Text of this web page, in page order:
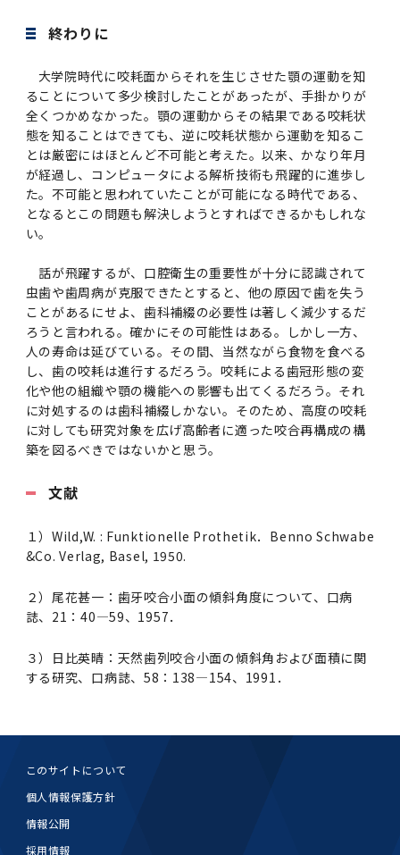
終わりに
大学院時代に咬耗面からそれを生じさせた顎の運動を知
ることについて多少検討したことがあったが、手掛かりが
全くつかめなかった。顎の運動からその結果である咬耗状
態を知ることはできても、逆に咬耗状態から運動を知るこ
とは厳密にはほとんど不可能と考えた。以来、かなり年月
が経過し、コンピュータによる解析技術も飛躍的に進歩し
た。不可能と思われていたことが可能になる時代である、
となるとこの問題も解決しようとすればできるかもしれな
い。
話が飛躍するが、口腔衛生の重要性が十分に認識されて
虫歯や歯周病が克服できたとすると、他の原因で歯を失う
ことがあるにせよ、歯科補綴の必要性は著しく減少するだ
ろうと言われる。確かにその可能性はある。しかし一方、
人の寿命は延びている。その間、当然ながら食物を食べる
し、歯の咬耗は進行するだろう。咬耗による歯冠形態の変
化や他の組織や顎の機能への影響も出てくるだろう。それ
に対処するのは歯科補綴しかない。そのため、高度の咬耗
に対しても研究対象を広げ高齢者に適った咬合再構成の構
築を図るべきではないかと思う。
文献
１）Wild,W. : Funktionelle Prothetik． Benno Schwabe
&Co. Verlag, Basel, 1950.
２）尾花甚一：歯牙咬合小面の傾斜角度について、口病
誌、 21 ：40―59、 1957．
３）日比英晴：天然歯列咬合小面の傾斜角および面積に関
する研究、口病誌、 58 ： 138―154、 1991 ．
このサイトについて
個人情報保護方針
情報公開
採用情報